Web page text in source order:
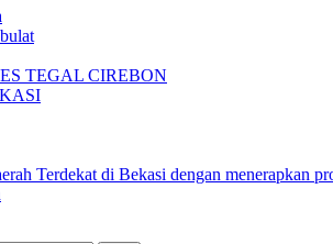
TEGAL CIREBON
Terdekat di Bekasi dengan menerapkan